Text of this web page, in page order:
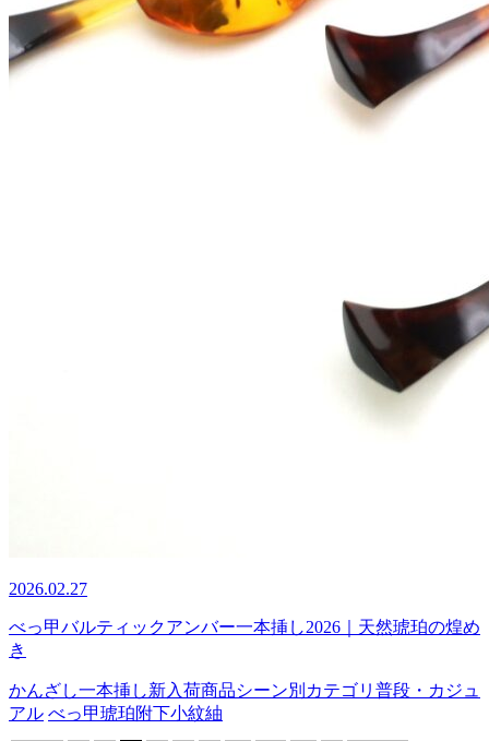
2026.02.27
べっ甲バルティックアンバー一本挿し2026｜天然琥珀の煌め
き
かんざし一本挿し新入荷商品シーン別カテゴリ 普段・カジュ
アル べっ甲琥珀附下小紋紬